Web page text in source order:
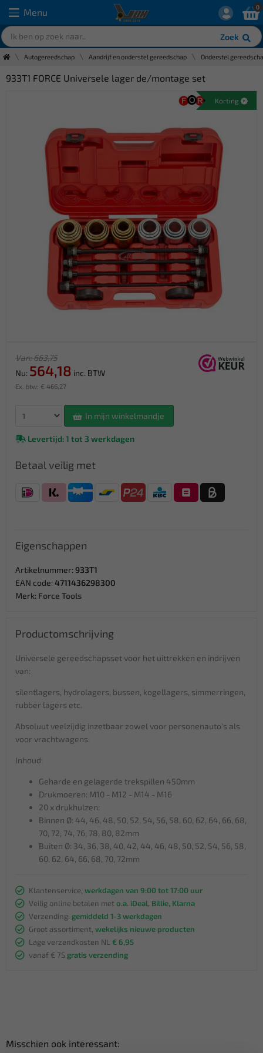
Menu
Zoek
0
Autogereedschap Aandrijf en onderstel gereedschap Onderstel
933T1 FORCE Universele lager de/montage set
Korting
Van: 663,75
Nu: 564,18 inc. BTW
Ex. btw: € 466,27
In mijn winkelmandje
Levertijd: 1 tot 3 werkdagen
Betaal veilig met
Eigenschappen
Artikelnummer: 933T1
EAN code: 4711436298300
Merk: Force Tools
Productomschrijving
Universele gereedschapsset voor het uittrekken en indrijven
van:
silentlagers, hydrolagers, bussen, kogellagers, simmerringen,
rubber lagers etc.
Absoluut veelzijdig inzetbaar zowel voor personenauto's als
voor vrachtwagens.
Inhoud:
Geharde en gelagerde trekspillen 450mm
Drukmoeren: M10 - M12 - M14 - M16
20 x drukhulzen:
Binnen Ø: 44, 46, 48, 50, 52, 54, 56, 58, 60, 62, 64, 66, 68,
70, 72, 74, 76, 78, 80, 82mm
Buiten Ø: 34, 36, 38, 40, 42, 44, 46, 48, 50, 52, 54, 56, 58,
60, 62, 64, 66, 68, 70, 72mm
Klantenservice, werkdagen van 9:00 tot 17:00 uur
Veilig online betalen met o.a. iDeal, Billie, Klarna
Verzending: gemiddeld 1-3 werkdagen
Groot assortiment, wekelijks nieuwe producten
Lage verzendkosten NL € 6,95
vanaf € 75 gratis verzending
Misschien ook interessant: